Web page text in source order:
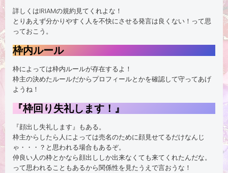
詳しくはIRIAMの規約見てくれよな！
とりあえず分かりやすく人を不快にさせる発言は良くない！って思
っておこう。
枠内ルール
枠によっては枠内ルールが存在するよ！
枠主の決めたルールだからプロフィールとかを確認して守ってあげ
ようね！
『枠回り失礼します！』
『顔出し失礼します』もある。
枠主からしたら人によっては売名のために顔見せてるだけなんじ
ゃ・・・？と思われる場合もあるぞ。
仲良い人の枠とかなら顔出ししか出来なくても来てくれたんだな。
って思われることもあるから関係性を見たうえで言おうな！